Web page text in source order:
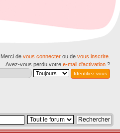
. Merci de vous connecter ou de vous inscrire
Avez-vous perdu votre e-mail d'activation ?